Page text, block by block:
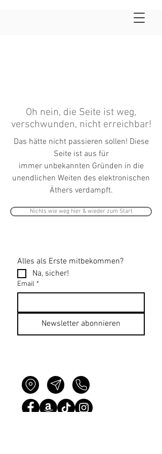
Oh nein, die Seite ist weg,
verschwunden, nicht erreichbar!
Das hätte nicht passieren sollen! Diese
Seite ist aus für
immer unbekannten Gründen in die
unendlichen Weiten des elektronischen
Äthers verdampft.
Nichts wie weg hier & wieder zum Start
Alles als Erste mitbekommen?
Na, sicher!
Email *
Newsletter abonnieren